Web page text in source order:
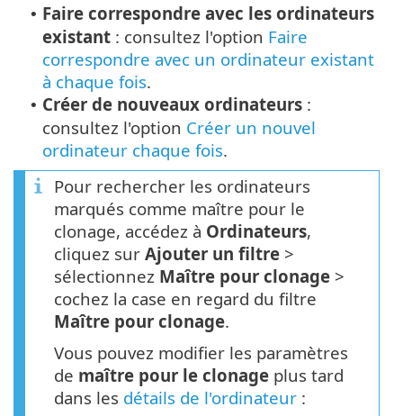
• Faire correspondre avec les ordinateurs
existant : consultez l'option Faire
correspondre avec un ordinateur existant
à chaque fois.
• Créer de nouveaux ordinateurs :
consultez l'option Créer un nouvel
ordinateur chaque fois.
Pour rechercher les ordinateurs
marqués comme maître pour le
clonage, accédez à Ordinateurs,
cliquez sur Ajouter un filtre >
sélectionnez Maître pour clonage >
cochez la case en regard du filtre
Maître pour clonage.
Vous pouvez modifier les paramètres
de maître pour le clonage plus tard
dans les détails de l'ordinateur :